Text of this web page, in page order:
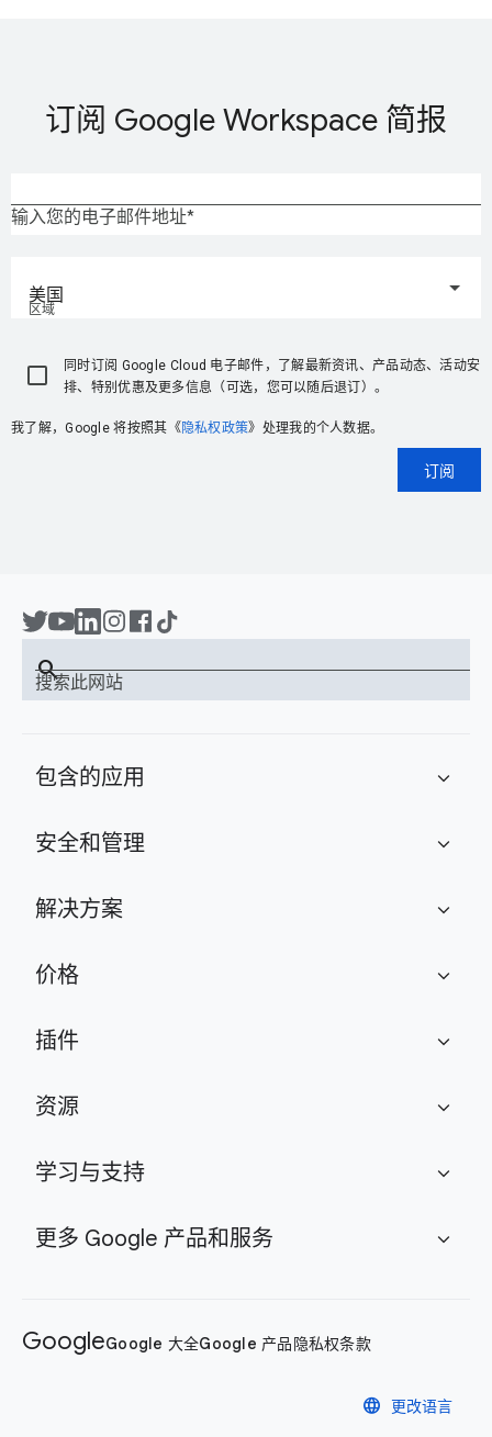
订阅 Google Workspace 简报
输入您的电子邮件地址
区域
美国
同时订阅 Google Cloud 电子邮件，了解最新资讯、产品动态、活动安
排、特别优惠及更多信息（可选，您可以随后退订）。
我了解，Google 将按照其《隐私权政策》处理我的个人数据。
订阅
搜索此网站
search
包含的应用 expand_more
安全和管理 expand_more
解决方案 expand_more
价格 expand_more
插件 expand_more
资源 expand_more
学习与支持 expand_more
更多 Google 产品和服务 expand_more
GoogleGoogle 大全Google 产品隐私权条款
language 更改语言